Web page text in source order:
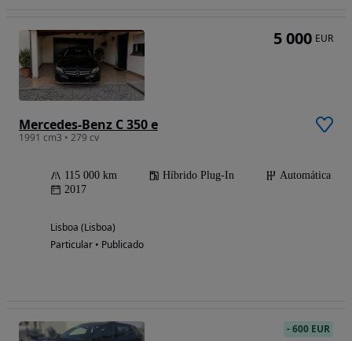
Mercedes-Benz C 350 e
1991 cm3 • 279 cv
115 000 km Híbrido Plug-In
Automática
2017
Lisboa (Lisboa)
Particular • Publicado
5 000 EUR
-600 EUR